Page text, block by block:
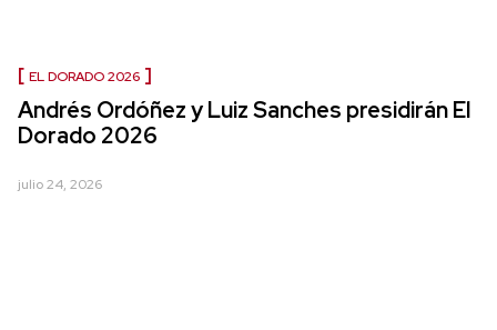
EL DORADO 2026
Andrés Ordóñez y Luiz Sanches presidirán El
Dorado 2026
julio 24, 2026